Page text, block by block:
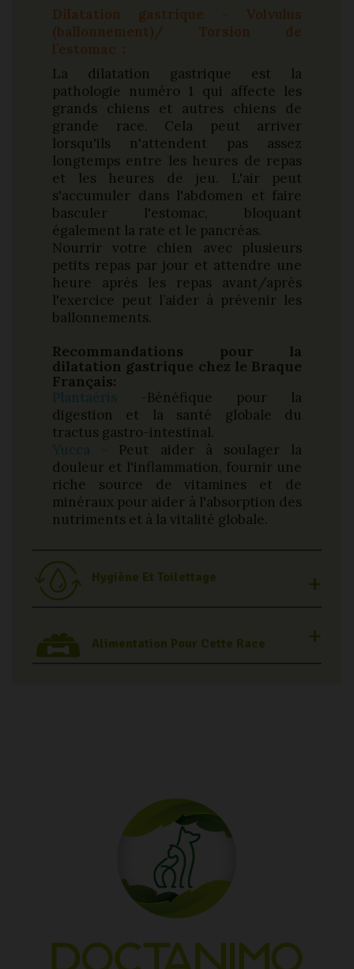
Dilatation gastrique - Volvulus
(ballonnement)/ Torsion de
l’estomac :
La dilatation gastrique est la
pathologie numéro 1 qui affecte les
grands chiens et autres chiens de
grande race. Cela peut arriver
lorsqu'ils n'attendent pas assez
longtemps entre les heures de repas
et les heures de jeu. L'air peut
s'accumuler dans l'abdomen et faire
basculer l'estomac, bloquant
également la rate et le pancréas.
Nourrir votre chien avec plusieurs
petits repas par jour et attendre une
heure après les repas avant/après
l'exercice peut l’aider à prévenir les
ballonnements.
Recommandations pour la
dilatation gastrique chez le Braque
Français:
Plantaéris -Bénéfique pour la
digestion et la santé globale du
tractus gastro-intestinal.
Yucca -
Peut aider à soulager la
douleur et l'inflammation, fournir une
riche source de vitamines et de
minéraux pour aider à l'absorption des
nutriments et à la vitalité globale.
Hygiène Et Toilettage
Alimentation Pour Cette Race